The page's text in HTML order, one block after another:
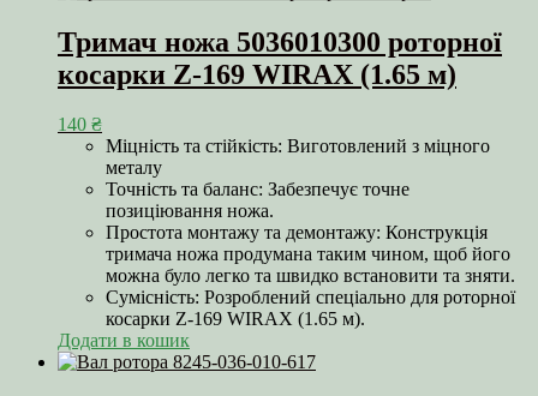
Тримач ножа 5036010300 роторної
косарки Z-169 WIRAX (1.65 м)
140 ₴
Міцність та стійкість: Виготовлений з міцного
металу
Точність та баланс: Забезпечує точне
позиціювання ножа.
Простота монтажу та демонтажу: Конструкція
тримача ножа продумана таким чином, щоб його
можна було легко та швидко встановити та зняти.
Сумісність: Розроблений спеціально для роторної
косарки Z-169 WIRAX (1.65 м).
Додати в кошик